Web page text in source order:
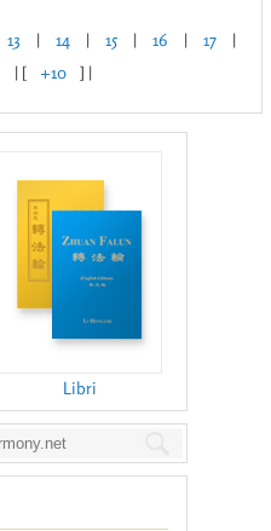
13 | 14 | 15 | 16 | 17
|
| [ +10 ] |
Libri